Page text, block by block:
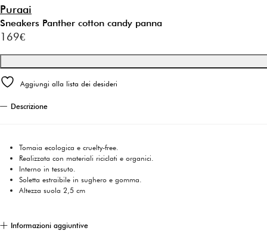
Puraai
Sneakers Panther cotton candy panna
169€
Aggiungi alla lista dei desideri
Descrizione
Tomaia ecologica e cruelty-free.
Realizzata con materiali riciclati e organici.
Interno in tessuto.
Soletta estraibile in sughero e gomma.
Altezza suola 2,5 cm
Informazioni aggiuntive